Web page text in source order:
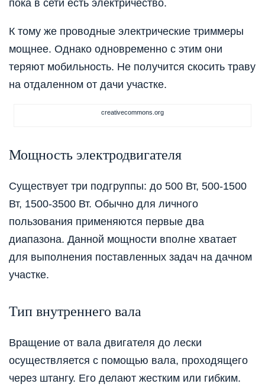
пока в сети есть электричество.
К тому же проводные электрические триммеры
мощнее. Однако одновременно с этим они
теряют мобильность. Не получится скосить траву
на отдаленном от дачи участке.
creativecommons.org
Мощность электродвигателя
Существует три подгруппы: до 500 Вт, 500-1500
Вт, 1500-3500 Вт. Обычно для личного
пользования применяются первые два
диапазона. Данной мощности вполне хватает
для выполнения поставленных задач на дачном
участке.
Тип внутреннего вала
Вращение от вала двигателя до лески
осуществляется с помощью вала, проходящего
через штангу. Его делают жестким или гибким.